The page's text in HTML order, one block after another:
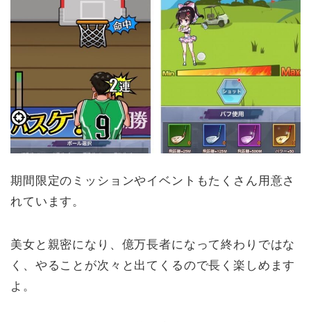
期間限定のミッションやイベントもたくさん用意さ
れています。
美女と親密になり、億万長者になって終わりではな
く、やることが次々と出てくるので長く楽しめます
よ。